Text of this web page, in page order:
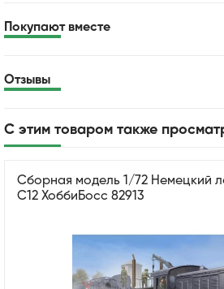
Покупают вместе
Отзывы
С этим товаром также
Сборная модель 1/72 Немецкий
C12 ХоббиБосс 82913